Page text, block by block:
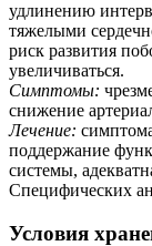
удлинению
тяжелыми
риск развития
увеличиваться.
Симптомы:
снижение
Лечение:
поддержание
системы,
Специфических
Условия